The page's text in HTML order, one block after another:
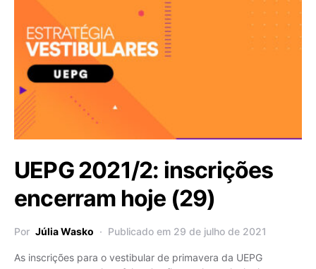
UEPG 2021/2: inscrições
encerram hoje (29)
Por Júlia Wasko Publicado em 29 de julho de 2021
As inscrições para o vestibular de primavera da UEPG